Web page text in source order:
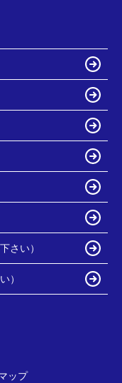
さい）
）
ップ